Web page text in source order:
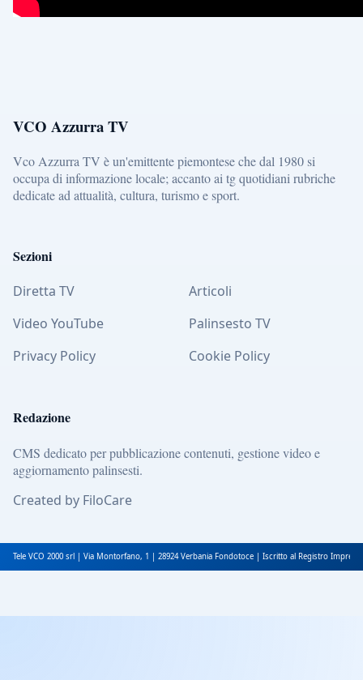
VCO Azzurra TV
Vco Azzurra TV è un'emittente piemontese che dal 1980 si
occupa di informazione locale; accanto ai tg quotidiani rubriche
dedicate ad attualità, cultura, turismo e sport.
Sezioni
Diretta TV
Articoli
Video YouTube
Palinsesto TV
Privacy Policy
Cookie Policy
Redazione
CMS dedicato per pubblicazione contenuti, gestione video e
aggiornamento palinsesti.
Created by FiloCare
Tele VCO 2000 srl | Via Montorfano, 1 | 28924 Verbania Fondotoce | Iscritto al Registro Imprese